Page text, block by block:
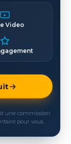
Video
une commission
pour vous.